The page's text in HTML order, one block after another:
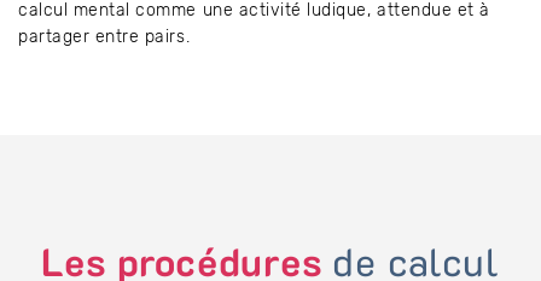
calcul mental comme une activité ludique, attendue et à
partager entre pairs.
Les procédures de calcul